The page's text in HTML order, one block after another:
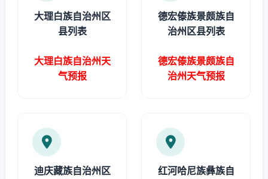
大理白族自治州区
县列表
大理白族自治州天
气预报
德宏傣族景颇族自
治州区县列表
德宏傣族景颇族自
治州天气预报
迪庆藏族自治州区
红河哈尼族彝族自